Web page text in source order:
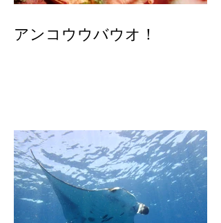
アンコウウバウオ！